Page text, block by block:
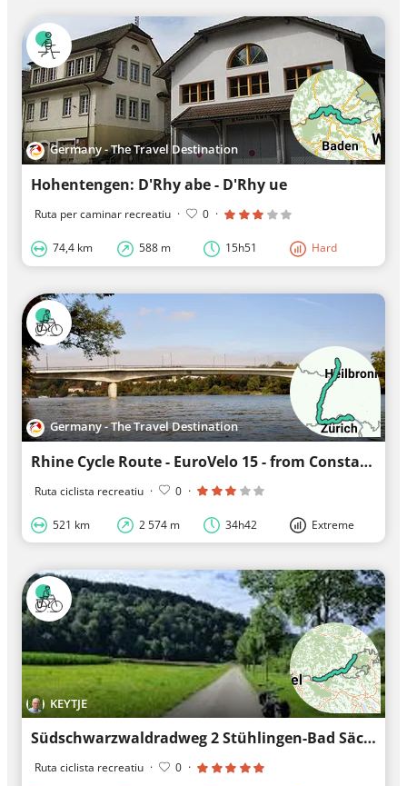
Germany - The Travel Destination
Hohentengen: D'Rhy abe - D'Rhy ue
Ruta per caminar recreatiu · 0 ·
74,4 km 588 m 15h51 Hard
Germany - The Travel Destination
Rhine Cycle Route - EuroVelo 15 - from Constance to Mannheim
Ruta ciclista recreatiu · 0 ·
521 km 2 574 m 34h42 Extreme
KEYTJE
Südschwarzwaldradweg 2 Stühlingen-Bad Säckingen
Ruta ciclista recreatiu · 0 ·